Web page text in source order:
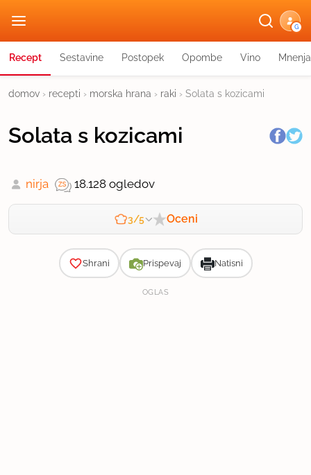
G
Recept Sestavine Postopek Opombe Vino Mnenja
domov › recepti › morska hrana › raki › Solata s kozicami
Solata s kozicami
nirja 18.128 ogledov
3/5 Oceni
Shrani Prispevaj Natisni
OGLAS